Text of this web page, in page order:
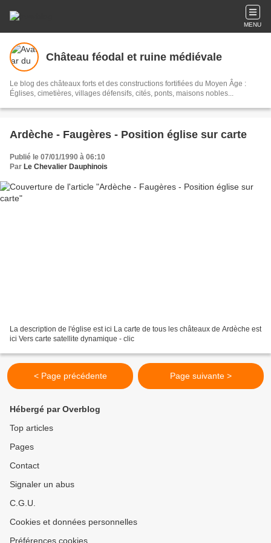
MENU
Château féodal et ruine médiévale
Le blog des châteaux forts et des constructions fortifiées du Moyen Âge :
Églises, cimetières, villages défensifs, cités, ponts, maisons nobles...
Ardèche - Faugères - Position église sur carte
Publié le 07/01/1990 à 06:10
Par Le Chevalier Dauphinois
La description de l'église est ici La carte de tous les châteaux de Ardèche est
ici Vers carte satellite dynamique - clic
< Page précédente Page suivante >
Hébergé par Overblog
Top articles
Pages
Contact
Signaler un abus
C.G.U.
Cookies et données personnelles
Préférences cookies